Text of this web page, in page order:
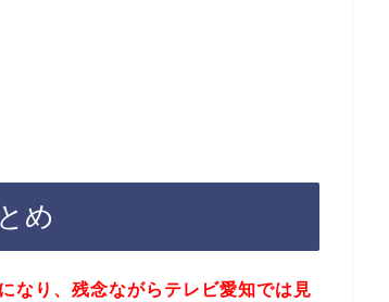
め
なり、残念ながらテレビ愛知では見